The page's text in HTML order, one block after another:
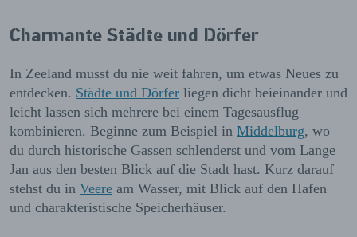
Charmante Städte und Dörfer
In Zeeland musst du nie weit fahren, um etwas Neues zu
entdecken. Städte und Dörfer liegen dicht beieinander und
leicht lassen sich mehrere bei einem Tagesausflug
kombinieren. Beginne zum Beispiel in Middelburg, wo
du durch historische Gassen schlenderst und vom Lange
Jan aus den besten Blick auf die Stadt hast. Kurz darauf
stehst du in Veere am Wasser, mit Blick auf den Hafen
und charakteristische Speicherhäuser.